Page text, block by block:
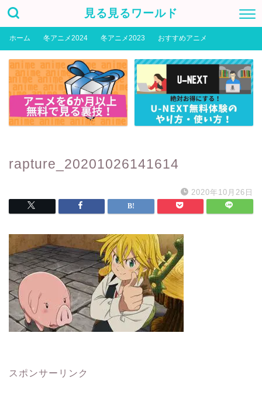
見る見るワールド
ホーム 冬アニメ2024 冬アニメ2023 おすすめアニメ
rapture_20201026141614
2020年10月26日
スポンサーリンク